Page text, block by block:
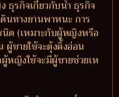
ธุรกิจเกี่ยวกับน้ำ ธุรกิจ
นทางยานพาหนะ การ
ด (เหมาะกับผู้หญิงหรือ
ผู้ชายใช้จะตุ้งติ้งอ่อน
หญิงใช้จะมีผู้ชายช่วยเห